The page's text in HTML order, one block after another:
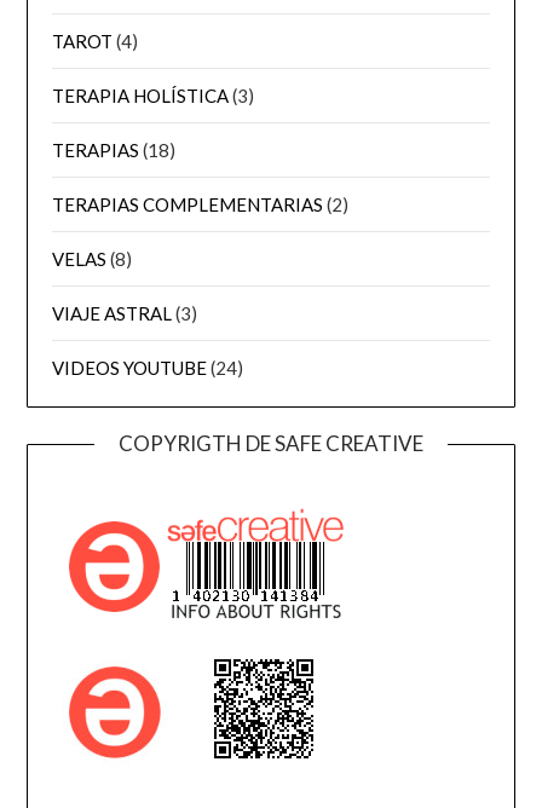
TAROT (4)
TERAPIA HOLÍSTICA(3)
TERAPIAS (18)
TERAPIAS COMPLEMENTARIAS (2)
VELAS (8)
VIAJE ASTRAL(3)
VIDEOS YOUTUBE(24)
COPYRIGTH DE SAFE CREATIVE